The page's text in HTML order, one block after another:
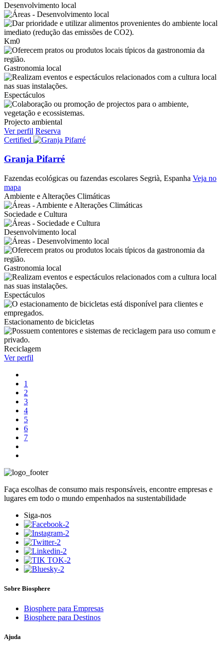
Desenvolvimento local
Km0
Gastronomia local
Espectáculos
Projecto ambiental
Ver perfil Reserva
Certified
Granja Pifarré
Fazendas ecológicas ou fazendas escolares Segrià, Espanha Veja no
mapa
Ambiente e Alterações Climáticas
Sociedade e Cultura
Desenvolvimento local
Gastronomia local
Espectáculos
Estacionamento de bicicletas
Reciclagem
Ver perfil
1
2
3
4
5
6
7
Faça escolhas de consumo mais responsáveis, encontre empresas e
lugares em todo o mundo empenhados na sustentabilidade
Siga-nos
Sobre Biosphere
Biosphere para Empresas
Biosphere para Destinos
Ajuda